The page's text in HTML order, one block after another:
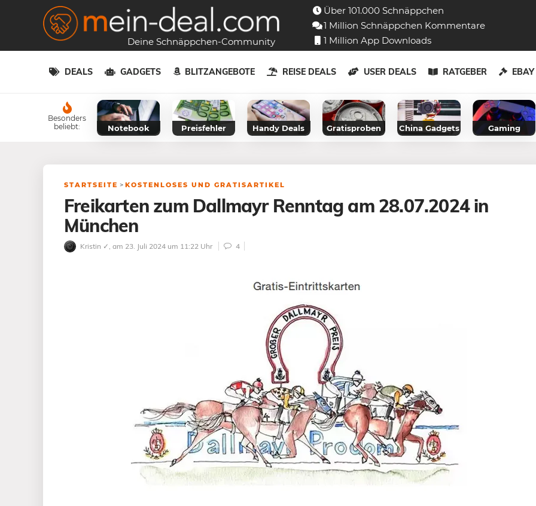
Deine Schnäppchen-Community
Über 101.000 Schnäppchen
1 Million Schnäppchen Kommentare
1 Million App Downloads
DEALS GADGETS BLITZANGEBOTE REISE DEALS USER DEALS RATGEBER
Besonders
beliebt:
Notebook Preisfehler Handy Deals Gratisproben China Gadgets Gaming
STARTSEITE > KOSTENLOSES UND GRATISARTIKEL
Freikarten zum Dallmayr Renntag am 28.07.2024 in
München
Kristin ✓ , am 23. Juli 2024 um 11:22 Uhr 4